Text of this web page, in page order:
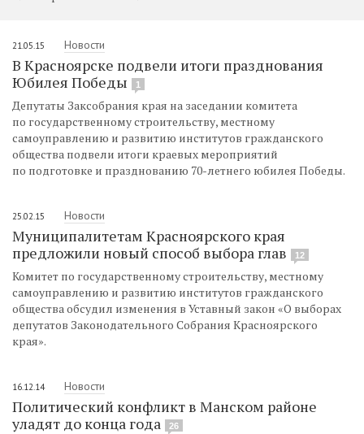
21.05.15 Новости
В Красноярске подвели итоги празднования
Юбилея Победы
1
Депутаты Заксобрания края на заседании комитета
по государственному строительству, местному
самоуправлению и развитию институтов гражданского
общества подвели итоги краевых мероприятий
по подготовке и празднованию 70-летнего юбилея Победы.
25.02.15 Новости
Муниципалитетам Красноярского края
предложили новый способ выбора глав
12
Комитет по государственному строительству, местному
самоуправлению и развитию институтов гражданского
общества обсудил изменения в Уставный закон «О выборах
депутатов Законодательного Собрания Красноярского
края».
16.12.14 Новости
Политический конфликт в Манском районе
уладят до конца года
26